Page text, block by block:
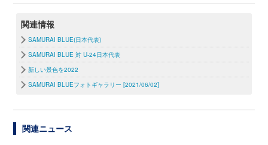
関連情報
SAMURAI BLUE(日本代表)
SAMURAI BLUE 対 U-24日本代表
新しい景色を2022
SAMURAI BLUEフォトギャラリー [2021/06/02]
関連ニュース